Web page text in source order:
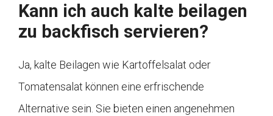
Kann ich auch kalte beilagen
zu backfisch servieren?
Ja, kalte Beilagen wie Kartoffelsalat oder
Tomatensalat können eine erfrischende
Alternative sein. Sie bieten einen angenehmen